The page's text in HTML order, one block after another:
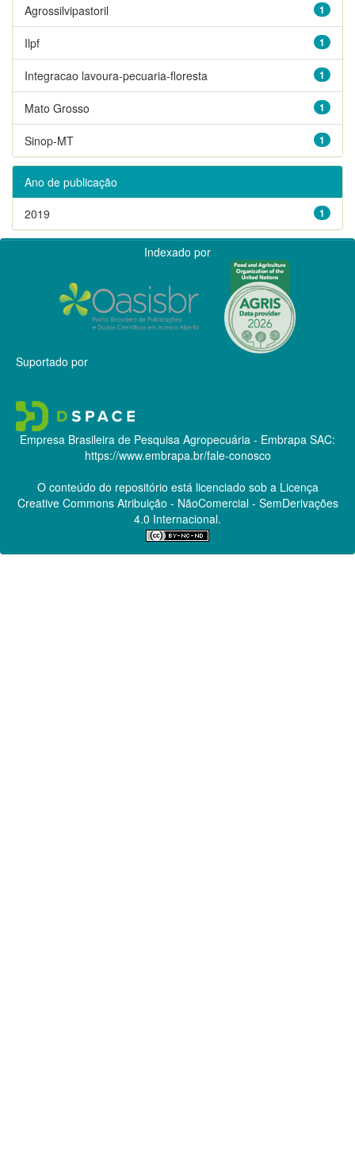
1
Agrossilvipastoril
1
Ilpf
1
Integracao lavoura-pecuaria-floresta
1
Mato Grosso
1
Sinop-MT
Ano de publicação
1
2019
Indexado por
Suportado por
Empresa Brasileira de Pesquisa Agropecuária - Embrapa SAC:
https://www.embrapa.br/fale-conosco
O conteúdo do repositório está licenciado sob a Licença
Creative CommonsAtribuição - NãoComercial - SemDerivações
4.0 Internacional.